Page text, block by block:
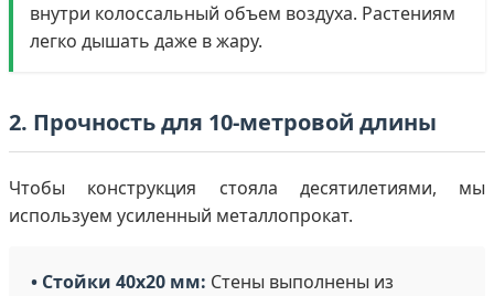
внутри колоссальный объем воздуха. Растениям
легко дышать даже в жару.
2. Прочность для 10-метровой длины
Чтобы конструкция стояла десятилетиями, мы
используем усиленный металлопрокат.
• Стойки 40х20 мм: Стены выполнены из